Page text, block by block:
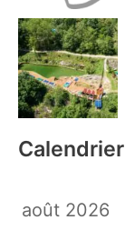
Calendrier